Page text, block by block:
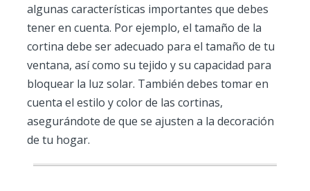
algunas características importantes que debes
tener en cuenta. Por ejemplo, el tamaño de la
cortina debe ser adecuado para el tamaño de tu
ventana, así como su tejido y su capacidad para
bloquear la luz solar. También debes tomar en
cuenta el estilo y color de las cortinas,
asegurándote de que se ajusten a la decoración
de tu hogar.